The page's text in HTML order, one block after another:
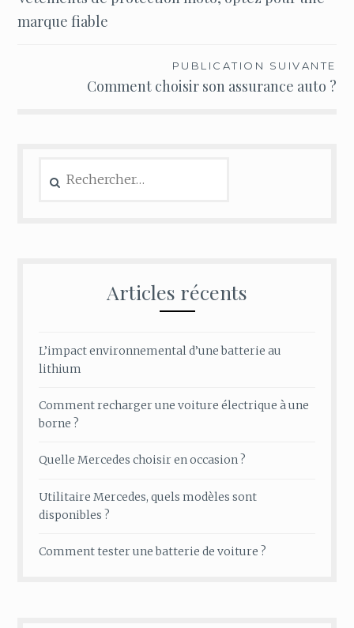
de
l’article
marque fiable
PUBLICATION SUIVANTE
Comment choisir son assurance auto ?
Articles récents
L’impact environnemental d’une batterie au
lithium
Comment recharger une voiture électrique à une
borne ?
Quelle Mercedes choisir en occasion ?
Utilitaire Mercedes, quels modèles sont
disponibles ?
Comment tester une batterie de voiture ?